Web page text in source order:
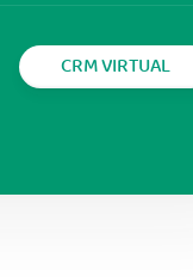
CRM VIRTUAL